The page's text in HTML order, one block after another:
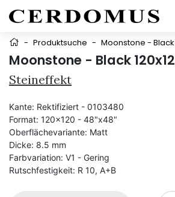
- Produktsuche - Moonstone - Black
Moonstone - Black
Steineffekt
Kante: Rektifiziert - 0103480
Format: 120x120 - 48"x48"
Oberflächevariante: Matt
Dicke: 8.5 mm
Farbvariation: V1 - Gering
Rutschfestigkeit: R 10, A+B